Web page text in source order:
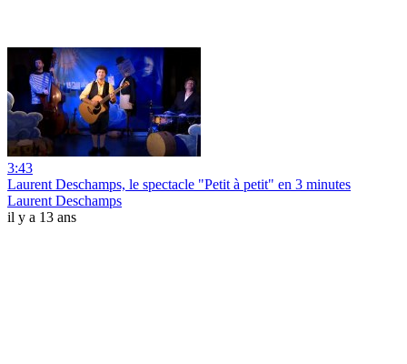
3:43
Laurent Deschamps, le spectacle "Petit à petit" en 3 minutes
Laurent Deschamps
il y a 13 ans